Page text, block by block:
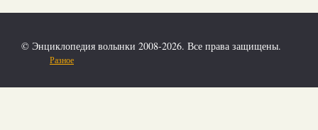
© Энциклопедия волынки 2008-2026. Все права защищены.
Разное